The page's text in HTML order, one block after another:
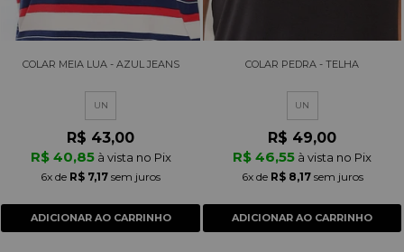
COLAR MEIA LUA - AZUL JEANS
UN
R$ 43,00
R$ 40,85 à vista no Pix
6x de R$ 7,17 sem juros
ADICIONAR AO CARRINHO
COLAR PEDRA - TELHA
UN
R$ 49,00
R$ 46,55 à vista no Pix
6xde R$ 8,17sem juros
ADICIONAR AO CARRINHO